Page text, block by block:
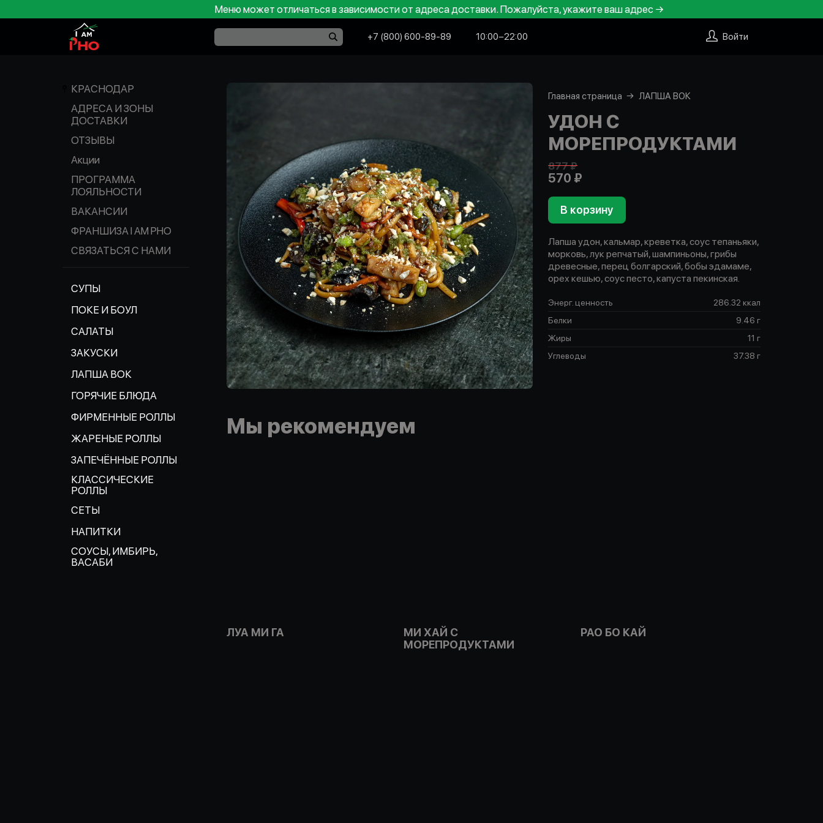
Меню может отличаться в зависимости от адреса доставки. Пожалуйста, укажите ваш адрес →
+7 (800) 600-89-89 10:00−22:00 Войти
КРАСНОДАР
АДРЕСА И ЗОНЫ
ДОСТАВКИ
ОТЗЫВЫ
Акции
ПРОГРАММА
ЛОЯЛЬНОСТИ
ВАКАНСИИ
ФРАНШИЗА I AM PHO
СВЯЗАТЬСЯ С НАМИ
СУПЫ
ПОКЕ И БОУЛ
САЛАТЫ
ЗАКУСКИ
ЛАПША ВОК
ГОРЯЧИЕ БЛЮДА
ФИРМЕННЫЕ РОЛЛЫ
ЖАРЕНЫЕ РОЛЛЫ
ЗАПЕЧЁННЫЕ РОЛЛЫ
КЛАССИЧЕСКИЕ
РОЛЛЫ
СЕТЫ
НАПИТКИ
СОУСЫ, ИМБИРЬ,
ВАСАБИ
Главная страница ЛАПША ВОК
УДОН С
МОРЕПРОДУКТАМИ
877 ₽
570 ₽
В корзину
Лапша удон, кальмар, креветка, соус тепаньяки,
морковь, лук репчатый, шампиньоны, грибы
древесные, перец болгарский, бобы эдамаме,
орех кешью, соус песто, капуста пекинская.
Энерг. ценность
286.32 ккал
Белки
9.46 г
Жиры
11 г
Углеводы
37.38 г
Мы рекомендуем
ЛУА МИ ГА
МИ ХАЙ С
МОРЕПРОДУКТАМИ
РАО БО КАЙ